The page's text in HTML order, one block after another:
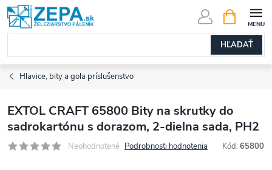
Prejsť
na
obsah
HĽADAŤ
KOŠÍK
Hlavice, bity a gola príslušenstvo
EXTOL CRAFT 65800 Bity na skrutky do
sadrokartónu s dorazom, 2-dielna sada, PH2
Neohodnotené Podrobnosti hodnotenia Kód: 65800